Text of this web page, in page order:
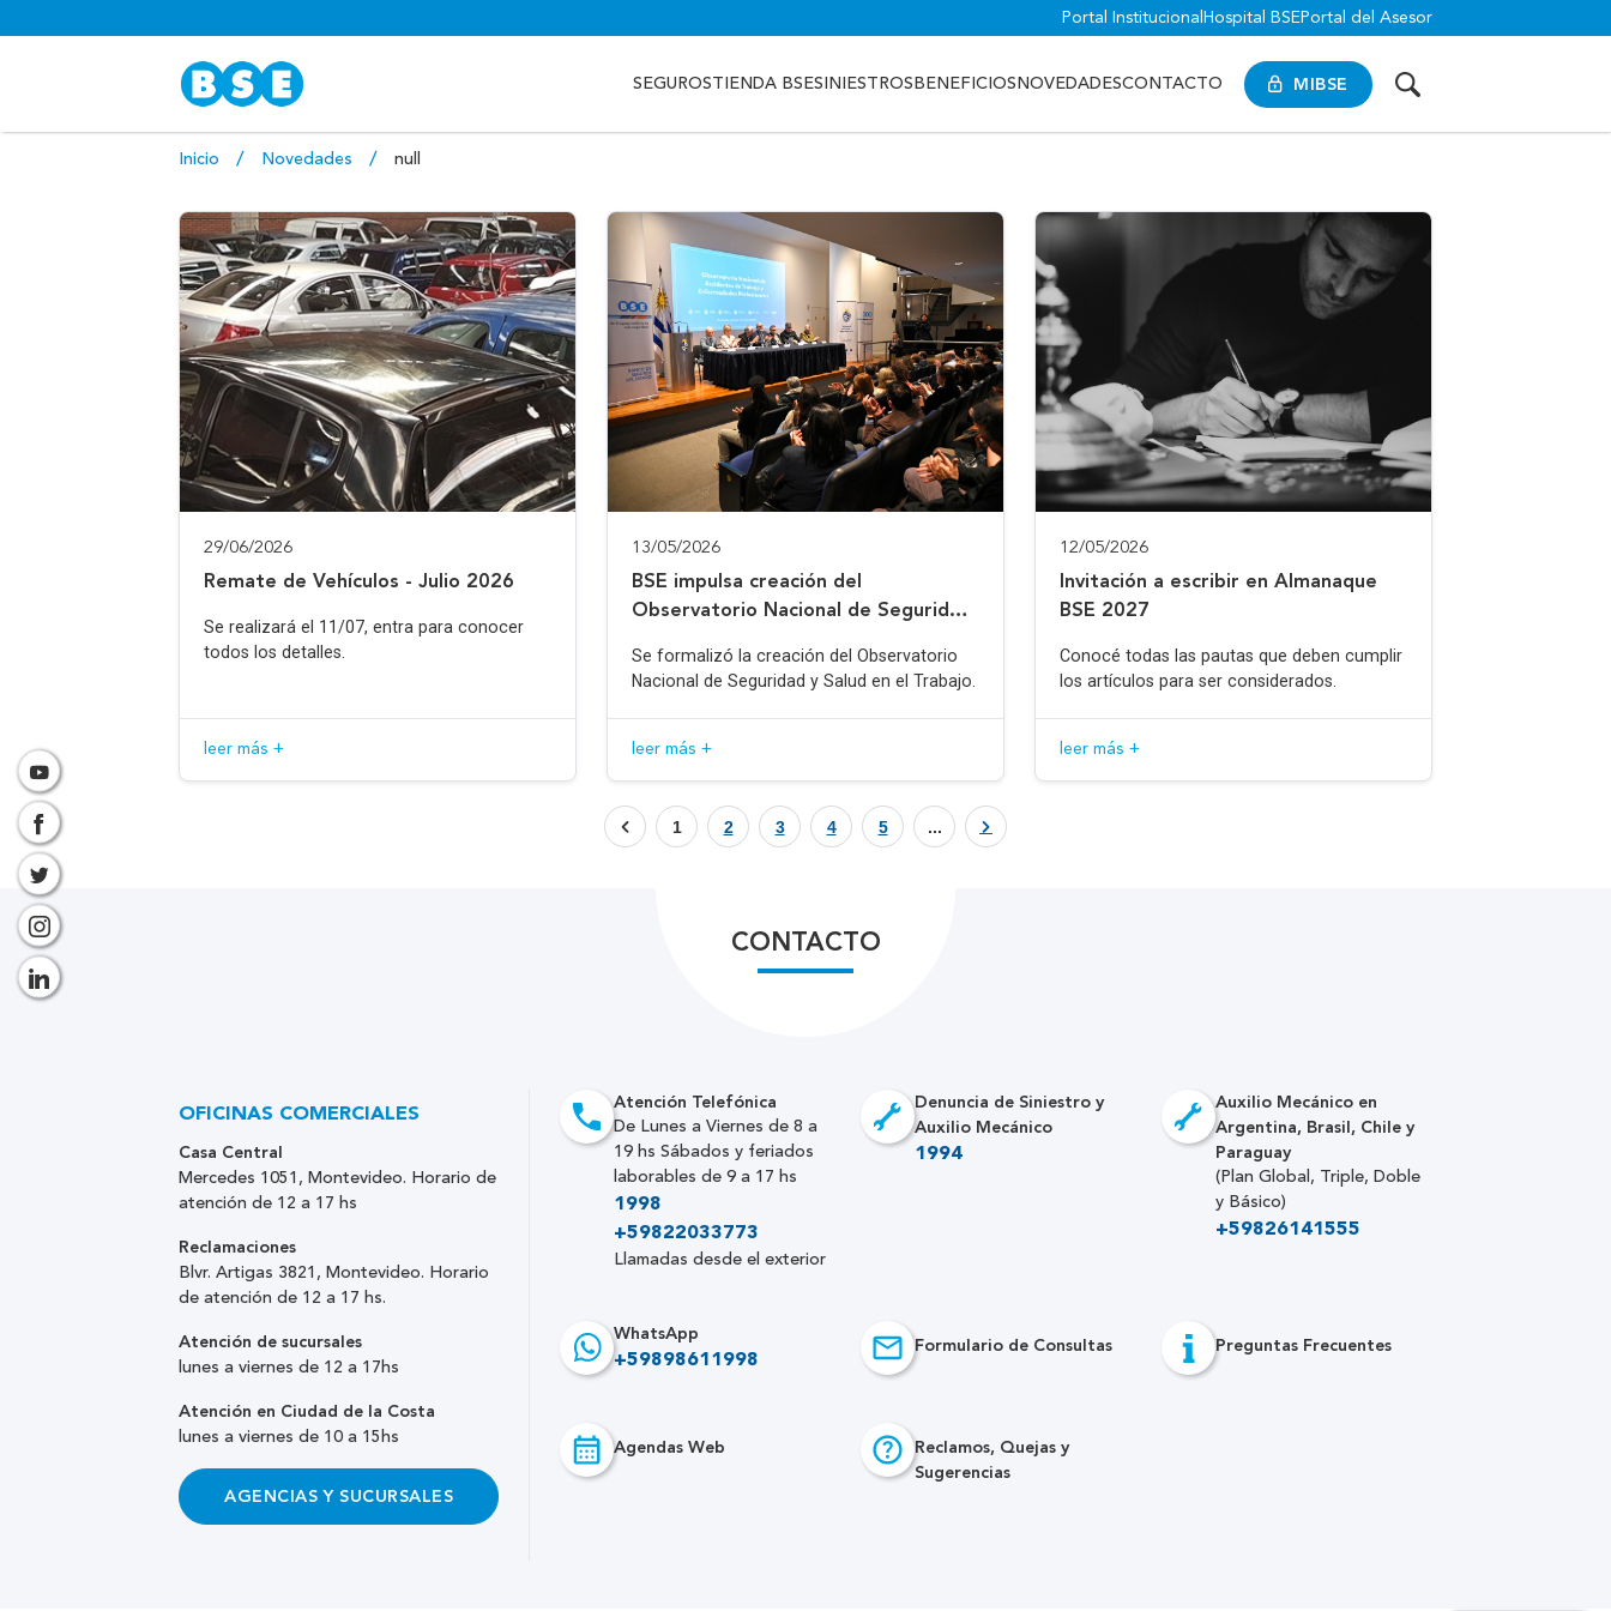
Portal Institucional Hospital BSE Portal del Asesor
MIBSE
SEGUROSTIENDA BSESINIESTROS BENEFICIOS NOVEDADESCONTACTO
Inicio Novedades null
29/06/2026
Remate de Vehículos - Julio 2026
Se realizará el 11/07, entra para conocer
todos los detalles.
leer más +
13/05/2026
BSE impulsa creación del
Observatorio Nacional de Seguridad
Se formalizó la creación del Observatorio
Nacional de Seguridad y Salud en el Trabajo.
leer más +
12/05/2026
Invitación a escribir en Almanaque
BSE 2027
Conocé todas las pautas que deben cumplir
los artículos para ser considerados.
leer más +
1 2 3 4 5 ...
CONTACTO
Atención Telefónica
De Lunes a Viernes de 8 a
19 hs Sábados y feriados
laborables de 9 a 17 hs
1998
+59822033773
Llamadas desde el exterior
Denuncia de Siniestro y
Auxilio Mecánico
1994
Auxilio Mecánico en
Argentina, Brasil, Chile y
Paraguay
(Plan Global, Triple, Doble
y Básico)
+59826141555
WhatsApp
+59898611998
Formulario de Consultas Preguntas Frecuentes
Agendas Web
Reclamos, Quejas y
Sugerencias
OFICINAS COMERCIALES
Casa Central
Mercedes 1051, Montevideo. Horario de
atención de 12 a 17 hs
Reclamaciones
Blvr. Artigas 3821, Montevideo. Horario
de atención de 12 a 17 hs.
Atención de sucursales
lunes a viernes de 12 a 17hs
Atención en Ciudad de la Costa
lunes a viernes de 10 a 15hs
AGENCIAS Y SUCURSALES